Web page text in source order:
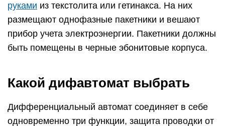
руками из текстолита или гетинакса. На них
размещают однофазные пакетники и вешают
прибор учета электроэнергии. Пакетники должны
быть помещены в черные эбонитовые корпуса.
Какой дифавтомат выбрать
Дифференциальный автомат соединяет в себе
одновременно три функции, защита проводки от